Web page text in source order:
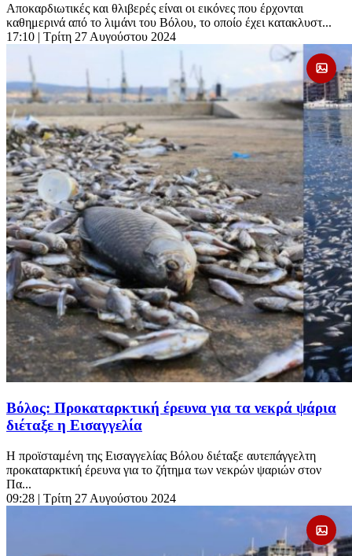
Αποκαρδιωτικές και θλιβερές είναι οι εικόνες που έρχονται
καθημερινά από το λιμάνι του Βόλου, το οποίο έχει κατακλυστ...
17:10 | Τρίτη 27 Αυγούστου 2024
Βόλος: Προκαταρκτική έρευνα για τα νεκρά ψάρια
διέταξε η Εισαγγελία
Η προϊσταμένη της Εισαγγελίας Βόλου διέταξε αυτεπάγγελτη
προκαταρκτική έρευνα για το ζήτημα των νεκρών ψαριών στον
Πα...
09:28 | Τρίτη 27 Αυγούστου 2024